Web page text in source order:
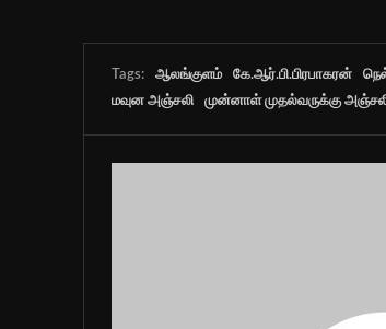
Tags: ஆலங்குளம் கே.ஆர்.பி.பிரபாகரன்
மவுன அஞ்சலி
முன்னாள் முதல்வருக்கு